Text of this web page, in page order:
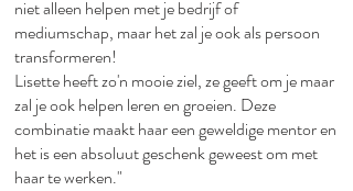
niet alleen helpen met je bedrijf of
mediumschap, maar het zal je ook als persoon
transformeren!​
Lisette heeft zo'n mooie ziel, ze geeft om je maar
zal je ook helpen leren en groeien. Deze
combinatie maakt haar een geweldige mentor en
het is een absoluut geschenk geweest om met
haar te werken."​